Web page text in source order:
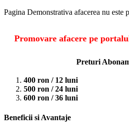
Pagina Demonstrativa afacerea nu este
Promovare afacere pe
Preturi
400 ron / 12 luni
500 ron / 24 luni
600 ron / 36 luni
Beneficii si Avantaje